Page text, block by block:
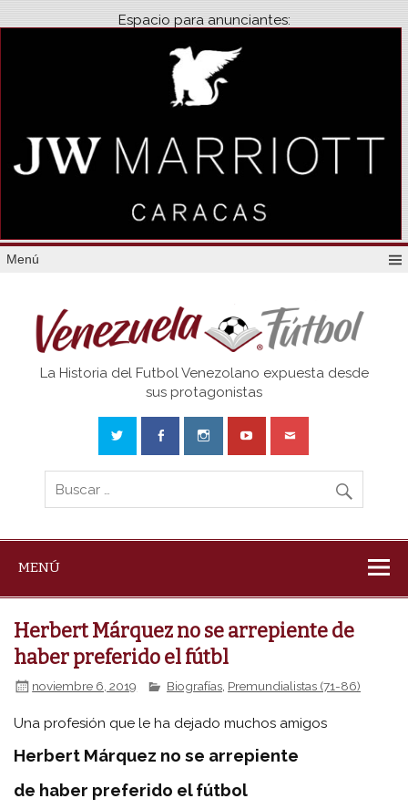
Espacio para anunciantes:
Menú
Venezuela
La Historia del Futbol Venezolano expuesta desde
sus protagonistas
MENÚ
Herbert Márquez no se arrepiente de
haber preferido el fútbl
noviembre 6, 2019 Biografías Premundialistas (71-86)
Una profesión que le ha dejado muchos amigos
Herbert Márquez no se arrepiente
de haber preferido el fútbol